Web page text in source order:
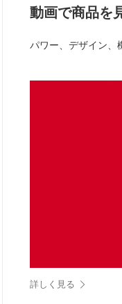
動画で商品を
パワー、デザイン、
詳しく見る